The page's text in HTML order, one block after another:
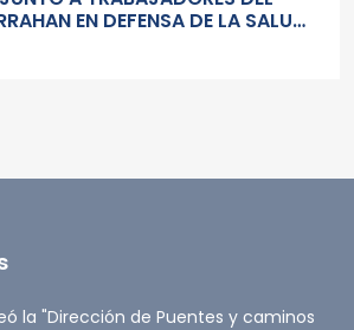
EN DEFENSA DE LA SALUD
la "Dirección de Puentes y caminos